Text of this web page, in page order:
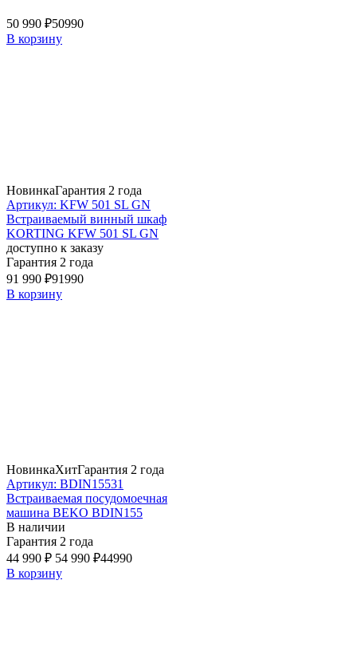
50 990 ₽50990
В корзину
НовинкаГарантия 2 года
Артикул: KFW 501 SL GN
Встраиваемый винный шкаф
KORTING KFW 501 SL GN
доступно к заказу
Гарантия 2 года
91 990 ₽91990
В корзину
НовинкаХитГарантия 2 года
Артикул: BDIN15531
Встраиваемая посудомоечная
машина BEKO BDIN155
В наличии
Гарантия 2 года
44 990 ₽ 54 990 ₽44990
В корзину